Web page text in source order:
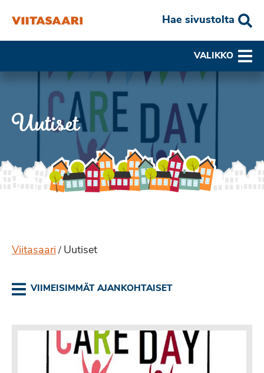
Hae sivustolta
VALIKKO
Uutiset
Viitasaari / Uutiset
VIIMEISIMMÄT AJANKOHTAISET